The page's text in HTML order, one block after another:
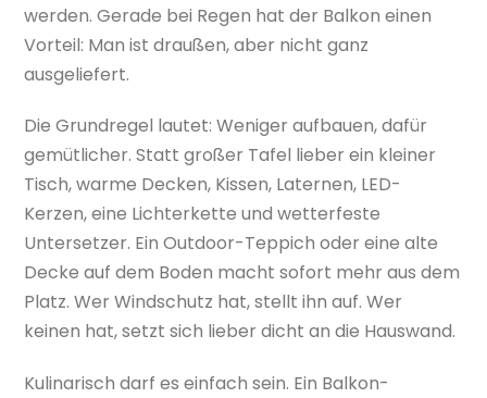
werden. Gerade bei Regen hat der Balkon einen
Vorteil: Man ist draußen, aber nicht ganz
ausgeliefert.
Die Grundregel lautet: Weniger aufbauen, dafür
gemütlicher. Statt großer Tafel lieber ein kleiner
Tisch, warme Decken, Kissen, Laternen, LED-
Kerzen, eine Lichterkette und wetterfeste
Untersetzer. Ein Outdoor-Teppich oder eine alte
Decke auf dem Boden macht sofort mehr aus dem
Platz. Wer Windschutz hat, stellt ihn auf. Wer
keinen hat, setzt sich lieber dicht an die Hauswand.
Kulinarisch darf es einfach sein. Ein Balkon-